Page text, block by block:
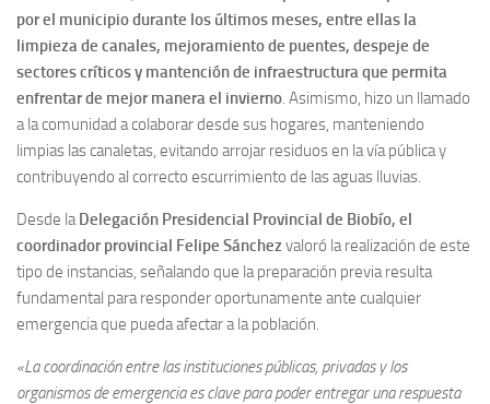
por el municipio durante los últimos meses, entre ellas la
limpieza de canales, mejoramiento de puentes, despeje de
sectores críticos y mantención de infraestructura que permita
enfrentar de mejor manera el invierno. Asimismo, hizo un llamado
a la comunidad a colaborar desde sus hogares, manteniendo
limpias las canaletas, evitando arrojar residuos en la vía pública y
contribuyendo al correcto escurrimiento de las aguas lluvias.
Desde laDelegación Presidencial Provincial de Biobío, el
coordinador provincial Felipe Sánchezvaloró la realización de este
tipo de instancias, señalando que la preparación previa resulta
fundamental para responder oportunamente ante cualquier
emergencia que pueda afectar a la población.
«La coordinación entre las instituciones públicas, privadas y los
organismos de emergencia es clave para poder entregar una respuesta